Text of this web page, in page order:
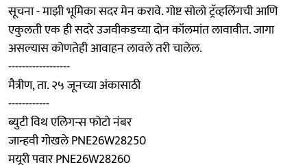
सूचना - माझी भूमिका सदर मेन करावे. गोष्ट सोलो ट्रॅव्हलिंगची आणि
एकुलती एक ही सदरे उजवीकडच्या दोन कॉलमांत लावावीत. जागा
असल्यास कोणतेही आवाहन लावले तरी चालेल.
------------------
मैत्रीण, ता. २५ जूनच्या अंकासाठी
------------
ब्युटी विथ एलिगन्स फोटो नंबर
जान्हवी गोखले PNE26W28250
मयूरी पवार PNE26W28260